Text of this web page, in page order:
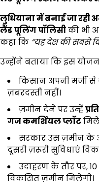
लुधियाना में बनाई जा रही
लैंड पूलिंग पॉलिसीकी भी
कहा कि “यह देश की सबसे
उन्होंने बताया कि इस
किसान अपनी मर्जी
ज़बरदस्ती नहीं।
ज़मीन देने पर उन्हें
गज कमर्शियल प्लॉट
सरकार उस ज़मीन के
दूसरी ज़रूरी सुविधाएं
उदाहरण के तौर पर,
विकसित ज़मीन मिलेगी।